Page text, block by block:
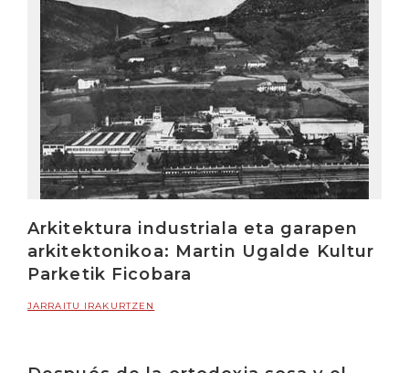
Arkitektura industriala eta garapen
arkitektonikoa: Martin Ugalde Kultur
Parketik Ficobara
JARRAITU IRAKURTZEN